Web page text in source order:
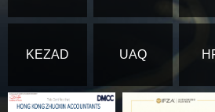
KEZAD UAQ